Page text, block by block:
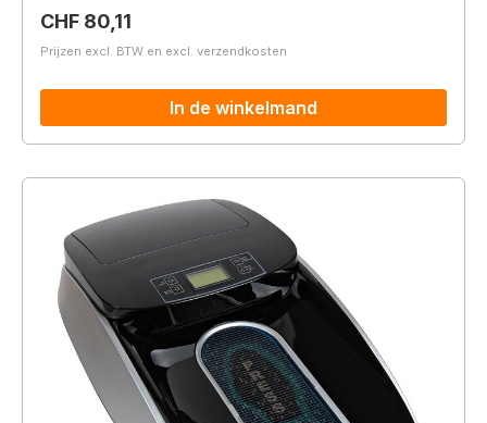
Normale prijs:
CHF 80,11
Prijzen excl. BTW en excl. verzendkosten
In de winkelmand